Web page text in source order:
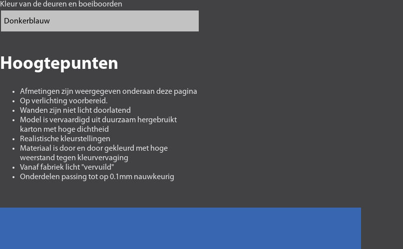
Kleur van de deuren en boeiboorden
Hoogtepunten
Afmetingen zijn weergegeven onderaan deze pagina
Op verlichting voorbereid.
Wanden zijn niet licht doorlatend
Model is vervaardigd uit duurzaam hergebruikt
karton met hoge dichtheid
Realistische kleurstellingen
Materiaal is door en door gekleurd met hoge
weerstand tegen kleurvervaging
Vanaf fabriek licht "vervuild"
Onderdelen passing tot op 0.1mm nauwkeurig